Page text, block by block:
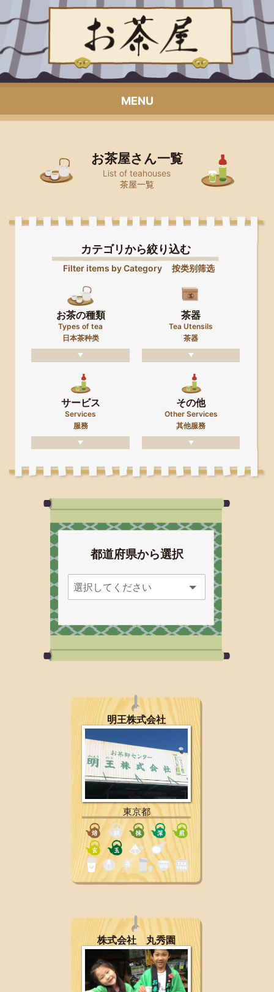
MENU
お茶屋さん一覧
List of teahouses
茶屋一覧
カテゴリから絞り込む
Filter items by Category 按类别筛选
お茶の種類
Types of tea
日本茶种类
茶器
Tea Utensils
茶器
サービス
Services
服務
その他
Other Services
其他服務
都道府県から選択
明王株式会社
東京都
株式会社 丸秀園